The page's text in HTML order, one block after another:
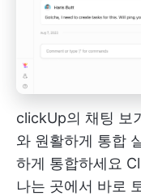
clickUp의 채팅 보
와 원활하게 통합
하게 통합하세요
나는 곳에서 바로